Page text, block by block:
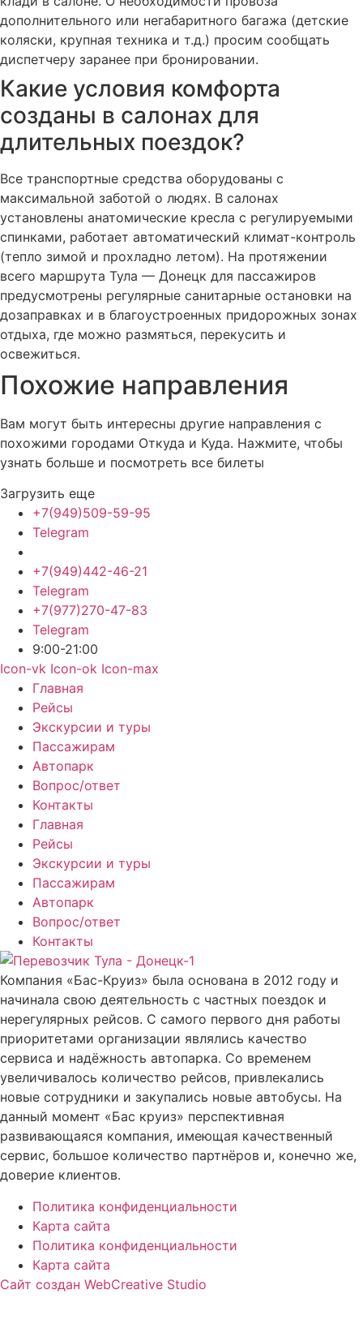
дополнительного или негабаритного багажа (детские
коляски, крупная техника и т.д.) просим сообщать
диспетчеру заранее при бронировании.
Какие условия комфорта
созданы в салонах для
длительных поездок?
Все транспортные средства оборудованы с
максимальной заботой о людях. В салонах
установлены анатомические кресла с регулируемыми
спинками, работает автоматический климат-контроль
(тепло зимой и прохладно летом). На протяжении
всего маршрута Тула — Донецк для пассажиров
предусмотрены регулярные санитарные остановки на
дозаправках и в благоустроенных придорожных зонах
отдыха, где можно размяться, перекусить и
освежиться.
Похожие направления
Вам могут быть интересны другие направления с
похожими городами Откуда и Куда. Нажмите, чтобы
узнать больше и посмотреть все билеты
Загрузить еще
+7(949)509-59-95
Telegram
+7(949)442-46-21
Telegram
+7(977)270-47-83
Telegram
9:00-21:00
Icon-vk Icon-ok Icon-max
Главная
Рейсы
Экскурсии и туры
Пассажирам
Автопарк
Вопрос/ответ
Контакты
Главная
Рейсы
Экскурсии и туры
Пассажирам
Автопарк
Вопрос/ответ
Контакты
Компания «Бас-Круиз» была основана в 2012 году и
начинала свою деятельность с частных поездок и
нерегулярных рейсов. С самого первого дня работы
приоритетами организации являлись качество
сервиса и надёжность автопарка. Со временем
увеличивалось количество рейсов, привлекались
новые сотрудники и закупались новые автобусы. На
данный момент «Бас круиз» перспективная
развивающаяся компания, имеющая качественный
сервис, большое количество партнёров и, конечно же,
доверие клиентов.
Политика конфиденциальности
Карта сайта
Политика конфиденциальности
Карта сайта
Сайт создан WebCreative Studio